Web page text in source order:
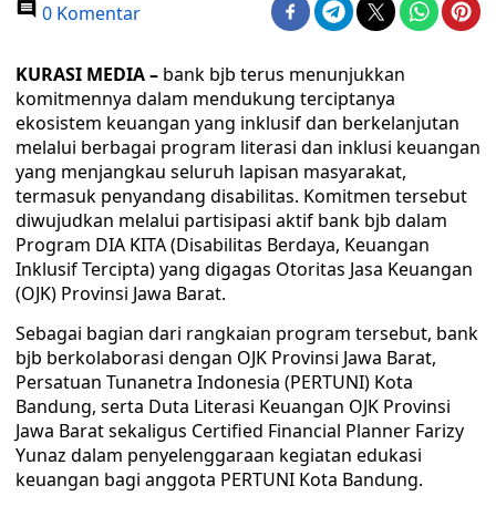
0 Komentar
KURASI MEDIA – bank bjb terus menunjukkan
komitmennya dalam mendukung terciptanya
ekosistem keuangan yang inklusif dan berkelanjutan
melalui berbagai program literasi dan inklusi keuangan
yang menjangkau seluruh lapisan masyarakat,
termasuk penyandang disabilitas. Komitmen tersebut
diwujudkan melalui partisipasi aktif bank bjb dalam
Program DIA KITA (Disabilitas Berdaya, Keuangan
Inklusif Tercipta) yang digagas Otoritas Jasa Keuangan
(OJK) Provinsi Jawa Barat.
Sebagai bagian dari rangkaian program tersebut, bank
bjb berkolaborasi dengan OJK Provinsi Jawa Barat,
Persatuan Tunanetra Indonesia (PERTUNI) Kota
Bandung, serta Duta Literasi Keuangan OJK Provinsi
Jawa Barat sekaligus Certified Financial Planner Farizy
Yunaz dalam penyelenggaraan kegiatan edukasi
keuangan bagi anggota PERTUNI Kota Bandung.